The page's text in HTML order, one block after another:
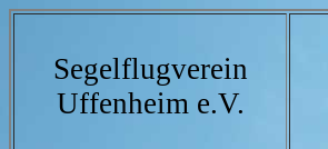
Segelflugverein
Uffenheim e.V.